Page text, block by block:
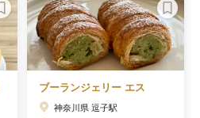
ブーランジェリー エス
神奈川県 逗子駅